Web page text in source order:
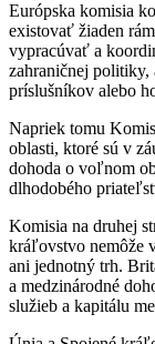
Európska komisia
existovať žiaden
vypracúvať a
zahraničnej politiky,
príslušníkov alebo
Napriek tomu
oblasti, ktoré sú v
dohoda o voľnom
dlhodobého
Komisia na druhej
kráľovstvo nemôže
ani jednotný trh.
a medzinárodné
služieb a kapitálu